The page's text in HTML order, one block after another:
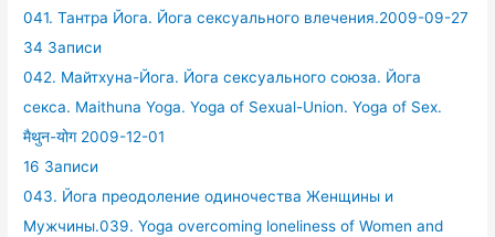
041. Тантра Йога. Йога сексуального влечения.2009-09-27
34 Записи
042. Майтхуна-Йога. Йога сексуального союза. Йога
секса. Maithuna Yoga. Yoga of Sexual-Union. Yoga of Sex.
मैथुन-योग 2009-12-01
16 Записи
043. Йога преодоление одиночества Женщины и
Мужчины.039. Yoga overcoming loneliness of Women and